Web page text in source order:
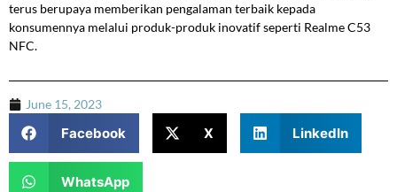
terus berupaya memberikan pengalaman terbaik kepada
konsumennya melalui produk-produk inovatif seperti Realme C53
NFC.
June 15, 2023
Facebook X LinkedIn
WhatsApp